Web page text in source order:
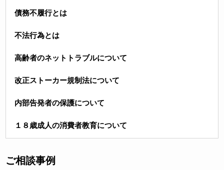
債務不履行とは
不法行為とは
高齢者のネットトラブルについて
改正ストーカー規制法について
内部告発者の保護について
１８歳成人の消費者教育について
ご相談事例